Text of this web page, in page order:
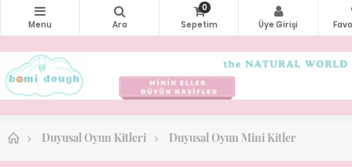
0
Duyusal Oyun Kitleri Duyusal Oyun Mini Kitler